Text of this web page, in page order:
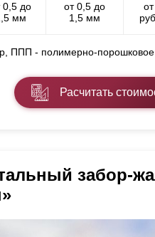
0,5 до
мм
от 0,5 до
1,5 мм
ППП - полимерно-порошковое
Расчитать
забор-